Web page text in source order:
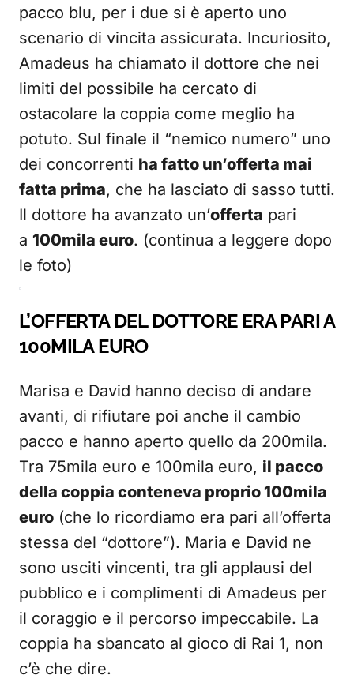
pacco blu, per i due si è aperto uno
scenario di vincita assicurata. Incuriosito,
Amadeus ha chiamato il dottore che nei
limiti del possibile ha cercato di
ostacolare la coppia come meglio ha
potuto. Sul finale il “nemico numero” uno
dei concorrenti ha fatto un’offerta mai
fatta prima, che ha lasciato di sasso tutti.
Il dottore ha avanzato un’offerta pari
a 100mila euro. (continua a leggere dopo
le foto)
L’OFFERTA DEL DOTTORE ERA PARI A
100MILA EURO
Marisa e David hanno deciso di andare
avanti, di rifiutare poi anche il cambio
pacco e hanno aperto quello da 200mila.
Tra 75mila euro e 100mila euro, il pacco
della coppia conteneva proprio 100mila
euro (che lo ricordiamo era pari all’offerta
stessa del “dottore”). Maria e David ne
sono usciti vincenti, tra gli applausi del
pubblico e i complimenti di Amadeus per
il coraggio e il percorso impeccabile. La
coppia ha sbancato al gioco di Rai 1, non
c’è che dire.